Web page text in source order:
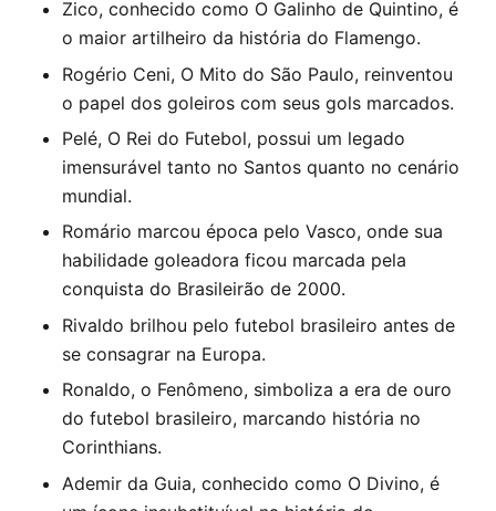
Zico, conhecido como O Galinho de Quintino, é
o maior artilheiro da história do Flamengo.
Rogério Ceni, O Mito do São Paulo, reinventou
o papel dos goleiros com seus gols marcados.
Pelé, O Rei do Futebol, possui um legado
imensurável tanto no Santos quanto no cenário
mundial.
Romário marcou época pelo Vasco, onde sua
habilidade goleadora ficou marcada pela
conquista do Brasileirão de 2000.
Rivaldo brilhou pelo futebol brasileiro antes de
se consagrar na Europa.
Ronaldo, o Fenômeno, simboliza a era de ouro
do futebol brasileiro, marcando história no
Corinthians.
Ademir da Guia, conhecido como O Divino, é